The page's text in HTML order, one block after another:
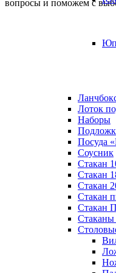
вопросы и поможем с
Лоток
Наборы
Посуда
Соусник
Стакан
Стакан
Стакан
Стакан
Стакан